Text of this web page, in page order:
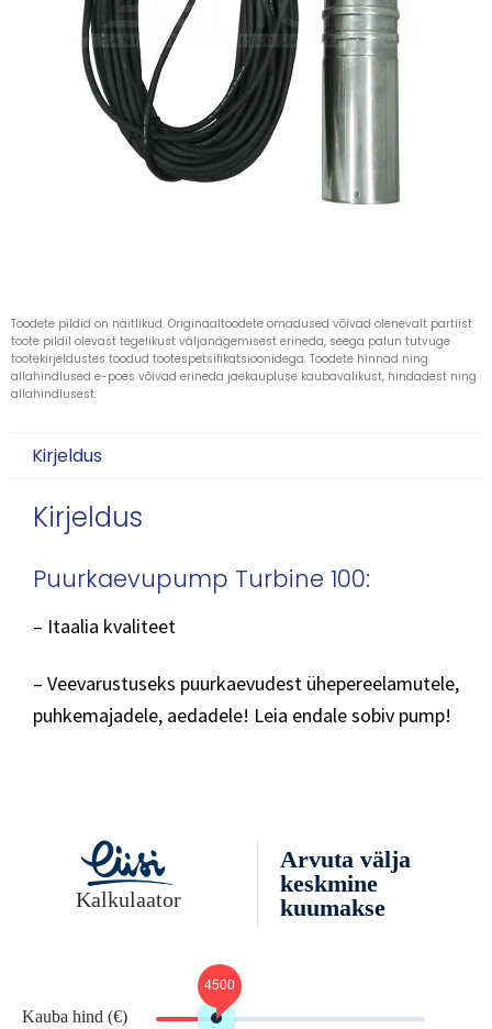
Toodete pildid on näitlikud. Originaaltoodete omadused võivad olenevalt partiist
toote pildil olevast tegelikust väljanägemisest erineda, seega palun tutvuge
tootekirjeldustes toodud tootespetsifikatsioonidega. Toodete hinnad ning
allahindlused e-poes võivad erineda jaekaupluse kaubavalikust, hindadest ning
allahindlusest.
Kirjeldus
Kirjeldus
Puurkaevupump Turbine 100:
– Itaalia kvaliteet
– Veevarustuseks puurkaevudest ühepereelamutele,
puhkemajadele, aedadele! Leia endale sobiv pump!